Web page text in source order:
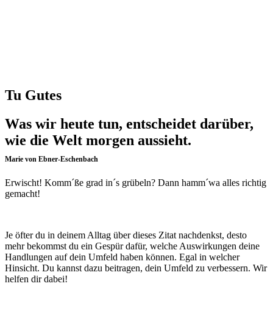
Tu Gutes
Was wir heute tun, entscheidet darüber,
wie die Welt morgen aussieht.
Marie von Ebner-Eschenbach
Erwischt! Komm´ße grad in´s grübeln? Dann hamm´wa alles richtig
gemacht!
Je öfter du in deinem Alltag über dieses Zitat nachdenkst, desto
mehr bekommst du ein Gespür dafür, welche Auswirkungen deine
Handlungen auf dein Umfeld haben können. Egal in welcher
Hinsicht. Du kannst dazu beitragen, dein Umfeld zu verbessern. Wir
helfen dir dabei!